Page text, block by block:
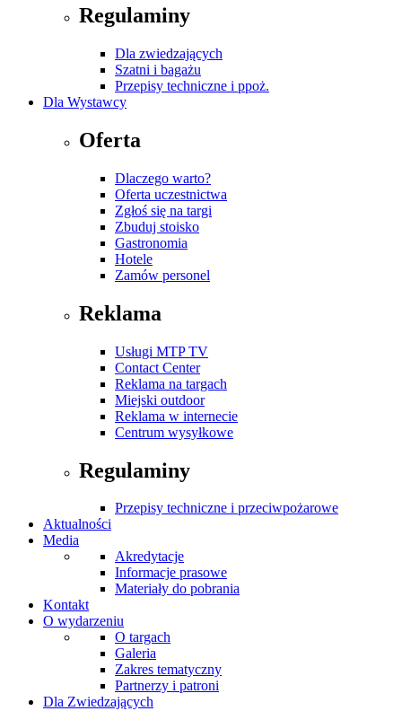
Regulaminy
Dla zwiedzających
Szatni i bagażu
Przepisy techniczne i ppoż.
Dla Wystawcy
Oferta
Dlaczego warto?
Oferta uczestnictwa
Zgłoś się na targi
Zbuduj stoisko
Gastronomia
Hotele
Zamów personel
Reklama
Usługi MTP TV
Contact Center
Reklama na targach
Miejski outdoor
Reklama w internecie
Centrum wysyłkowe
Regulaminy
Przepisy techniczne i przeciwpożarowe
Aktualności
Media
Akredytacje
Informacje prasowe
Materiały do pobrania
Kontakt
O wydarzeniu
O targach
Galeria
Zakres tematyczny
Partnerzy i patroni
Dla Zwiedzających